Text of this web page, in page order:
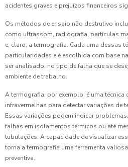
acidentes graves e prejuízos financeiros
Os métodos de ensaio não destrutivo
como ultrassom, radiografia, partículas
e, claro, a termografia. Cada uma dessas
particularidades e é escolhida com base
ser analisado, no tipo de falha que se
ambiente de trabalho.
A termografia, por exemplo, é uma técnica
infravermelhas para detectar variações de
Essas variações podem indicar
falhas em isolamentos térmicos ou até
tubulações. A capacidade de visualizar
torna a termografia uma ferramenta
preventiva.